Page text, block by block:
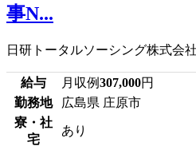
事N...
日研トータルソーシング株式会社
給与 月収例307,000円
勤務地
広島県 庄原市
寮・社
宅
あり